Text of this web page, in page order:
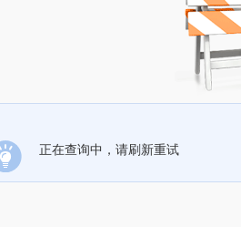
正在查询中，请刷新重试